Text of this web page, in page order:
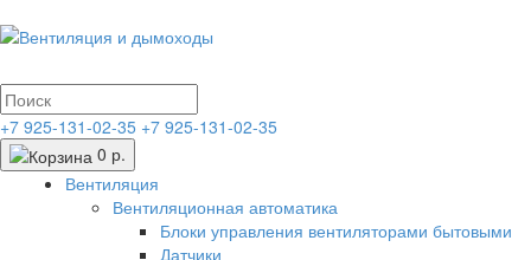
+7 925-131-02-35 +7 925-131-02-35
0 р.
Вентиляция
Вентиляционная автоматика
Блоки управления вентиляторами бытовыми
Датчики